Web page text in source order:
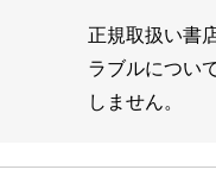
正規取扱い書
ラブルについ
しません。